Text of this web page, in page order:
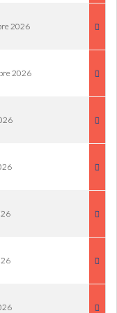
2026
2026